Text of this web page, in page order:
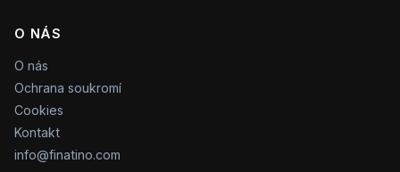
O NÁS
O nás
Ochrana soukromí
Cookies
Kontakt
info@finatino.com